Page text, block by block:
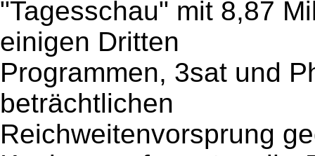
"Tagesschau" mit 8,87
einigen Dritten
Programmen, 3sat und
beträchtlichen
Reichweitenvorsprung